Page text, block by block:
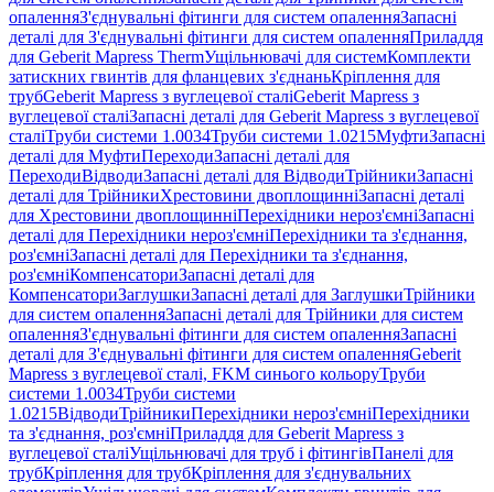
опаленняЗ'єднувальні фітинги для систем опаленняЗапасні
деталі для З'єднувальні фітинги для систем опаленняПриладдя
для Geberit Mapress ThermУщільнювачі для системКомплекти
затискних гвинтів для фланцевих з'єднаньКріплення для
трубGeberit Mapress з вуглецевої сталіGeberit Mapress з
вуглецевої сталіЗапасні деталі для Geberit Mapress з вуглецевої
сталіТруби системи 1.0034Труби системи 1.0215МуфтиЗапасні
деталі для МуфтиПереходиЗапасні деталі для
ПереходиВідводиЗапасні деталі для ВідводиТрійникиЗапасні
деталі для ТрійникиХрестовини двоплощинніЗапасні деталі
для Хрестовини двоплощинніПерехідники нероз'ємніЗапасні
деталі для Перехідники нероз'ємніПерехідники та з'єднання,
роз'ємніЗапасні деталі для Перехідники та з'єднання,
роз'ємніКомпенсаториЗапасні деталі для
КомпенсаториЗаглушкиЗапасні деталі для ЗаглушкиТрійники
для систем опаленняЗапасні деталі для Трійники для систем
опаленняЗ'єднувальні фітинги для систем опаленняЗапасні
деталі для З'єднувальні фітинги для систем опаленняGeberit
Mapress з вуглецевої сталі, FKM синього кольоруТруби
системи 1.0034Труби системи
1.0215ВідводиТрійникиПерехідники нероз'ємніПерехідники
та з'єднання, роз'ємніПриладдя для Geberit Mapress з
вуглецевої сталіУщільнювачі для труб і фітингівПанелі для
трубКріплення для трубКріплення для з'єднувальних